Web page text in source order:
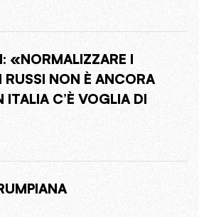
«NORMALIZZARE I
RUSSI NON È ANCORA
ITALIA C’È VOGLIA DI